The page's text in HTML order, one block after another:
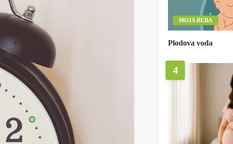
MOJA BEBA
Plodova voda
4